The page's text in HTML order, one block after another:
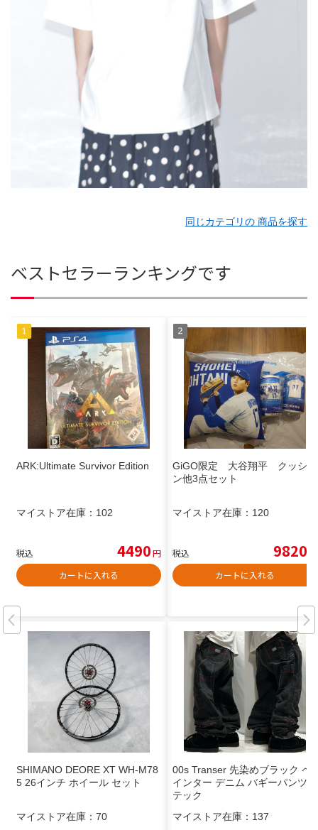
同じカテゴリの 商品を探す
ベストセラーランキングです
ARK:Ultimate Survivor Edition
マイストア在庫： 102
税込 4490円
カートに入れる
GiGO限定 大谷翔平 クッショ
ン他3点セット
マイストア在庫： 120
税込 9820
カートに入れる
SHIMANO DEORE XT WH-M78
5 26インチ ホイール セット
マイストア在庫： 70
00s Transer 先染めブラック ペ
インター デニム バギーパンツ
テック
マイストア在庫： 137